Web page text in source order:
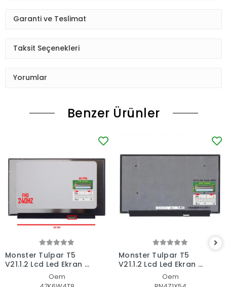
Garanti ve Teslimat
Taksit Seçenekleri
Yorumlar
Benzer Ürünler
Monster Tulpar T5
V21.1.2 Lcd Led Ekran -
Oem
Monster Tulpar T5
V21.1.2 Lcd Led Ekran -
Oem